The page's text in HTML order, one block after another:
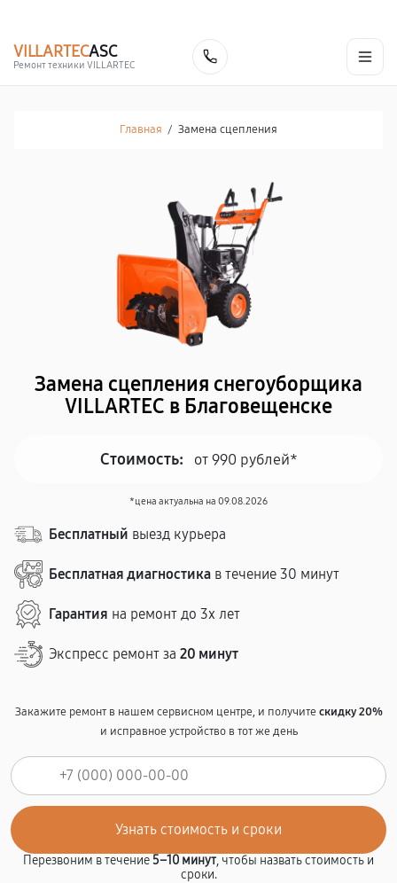
VILLARTECASC
Ремонт техники VILLARTEC
Главная / Замена сцепления
Замена сцепления снегоуборщика
VILLARTEC в Благовещенске
Стоимость: от 990 рублей*
*цена актуальна на 09.08.2026
Бесплатный выезд курьера
Бесплатная диагностика в течение 30 минут
Гарантия на ремонт до 3х лет
Экспресс ремонт за 20 минут
Закажите ремонт в нашем сервисном центре, и получитескидку 20%
и исправное устройство в тот же день
Перезвоним в течение5–10 минут, чтобы назвать стоимость и
сроки.